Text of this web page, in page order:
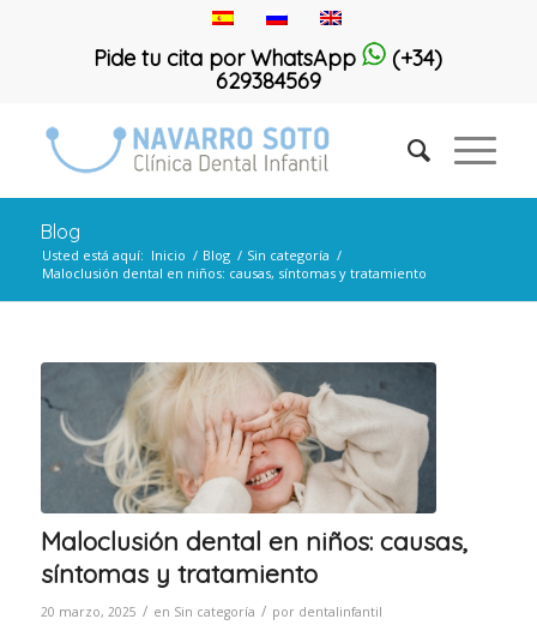
Pide tu cita por WhatsApp
(+34)
629384569
Blog
Usted está aquí: Inicio / Blog / Sin categoría /
Maloclusión dental en niños: causas, síntomas y tratamiento
Maloclusión dental en niños: causas,
síntomas y tratamiento
20 marzo, 2025 / en Sin categoría / por dentalinfantil